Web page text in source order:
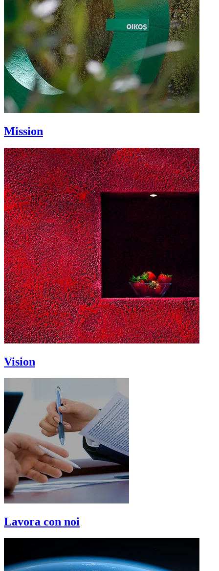
Mission
Vision
Lavora con noi